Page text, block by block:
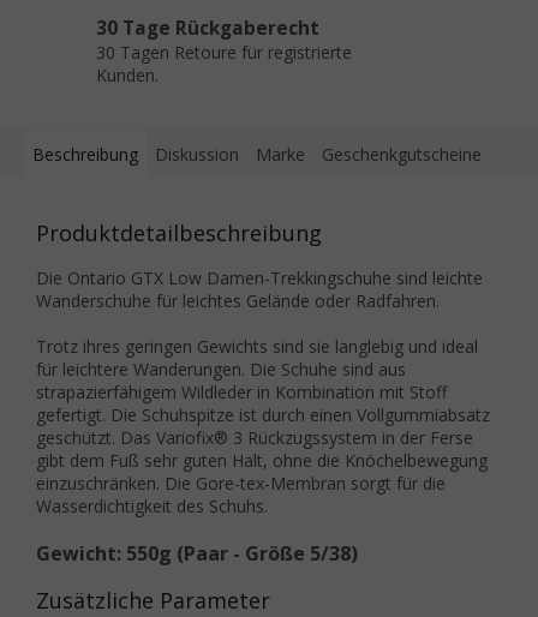
30 Tage Rückgaberecht
30 Tagen Retoure für registrierte
Kunden.
Beschreibung Diskussion Marke Geschenkgutscheine
Produktdetailbeschreibung
Die Ontario GTX Low Damen-Trekkingschuhe sind leichte
Wanderschuhe für leichtes Gelände oder Radfahren.
Trotz ihres geringen Gewichts sind sie langlebig und ideal
für leichtere Wanderungen. Die Schuhe sind aus
strapazierfähigem Wildleder in Kombination mit Stoff
gefertigt. Die Schuhspitze ist durch einen Vollgummiabsatz
geschützt. Das Variofix® 3 Rückzugssystem in der Ferse
gibt dem Fuß sehr guten Halt, ohne die Knöchelbewegung
einzuschränken. Die Gore-tex-Membran sorgt für die
Wasserdichtigkeit des Schuhs.
Gewicht: 550g (Paar - Größe 5/38)
Zusätzliche Parameter